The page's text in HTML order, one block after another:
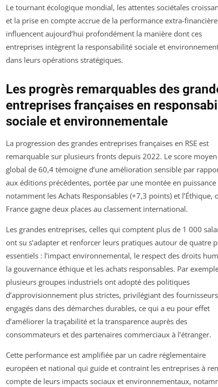
Le tournant écologique mondial, les attentes sociétales
et la prise en compte accrue de la performance extra-financière
influencent aujourd’hui profondément la manière dont ces
entreprises intègrent la responsabilité sociale et
dans leurs opérations stratégiques.
Les progrès remarquables des
entreprises françaises en
sociale et environnementale
La progression des grandes entreprises françaises en RSE est
remarquable sur plusieurs fronts depuis 2022. Le score moyen
global de 60,4 témoigne d’une amélioration sensible par
aux éditions précédentes, portée par une montée en puissance
notamment les Achats Responsables (+7,3 points) et l’Éthique,
France gagne deux places au classement international.
Les grandes entreprises, celles qui comptent plus de 1 000
ont su s’adapter et renforcer leurs pratiques autour de quatre
essentiels : l’impact environnemental, le respect des droits
la gouvernance éthique et les achats responsables. Par
plusieurs groupes industriels ont adopté des politiques
d’approvisionnement plus strictes, privilégiant des fournisseurs
engagés dans des démarches durables, ce qui a eu pour effet
d’améliorer la traçabilité et la transparence auprès des
consommateurs et des partenaires commerciaux à l’étranger.
Cette performance est amplifiée par un cadre réglementaire
européen et national qui guide et contraint les entreprises à
compte de leurs impacts sociaux et environnementaux,